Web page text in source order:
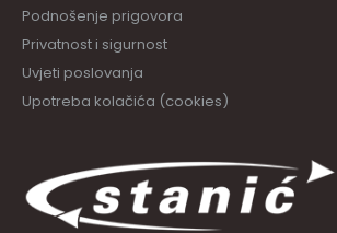
Podnošenje prigovora
Privatnost i sigurnost
Uvjeti poslovanja
Upotreba kolačića (cookies)